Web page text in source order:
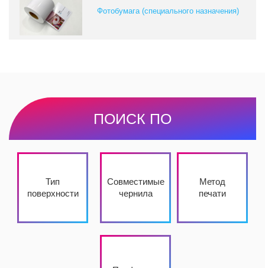
Фотобумага (специального назначения)
ПОИСК ПО
Тип
поверхности
Совместимые
чернила
Метод
печати